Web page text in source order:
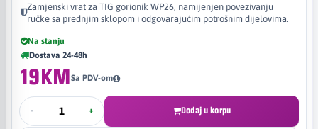
Zamjenski vrat za TIG gorionik WP26, namijenjen povezivanju
ručke sa prednjim sklopom i odgovarajućim potrošnim dijelovima.
Na stanju
Dostava 24-48h
19KMSa PDV-om
- + Dodaj u korpu